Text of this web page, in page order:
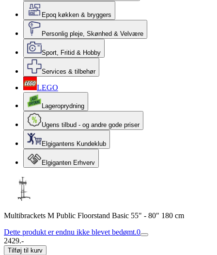
Epoq køkken & bryggers
Personlig pleje, Skønhed & Velvære
Sport, Fritid & Hobby
Services & tilbehør
LEGO
Lageroprydning
Ugens tilbud - og andre gode priser
Elgigantens Kundeklub
Elgiganten Erhverv
Multibrackets M Public Floorstand Basic 55" - 80" 180 cm
Dette produkt er endnu ikke blevet bedømt.0
2429.-
Tilføj til kurv